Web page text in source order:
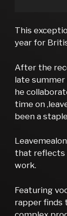
This
year for
After the
late summer
he
time on
been a
that reflects
work.
Featuring
rapper finds